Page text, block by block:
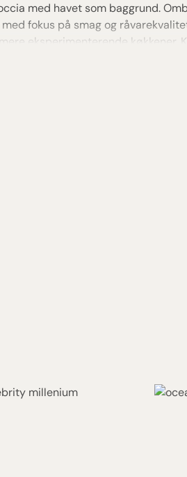
med havet som baggrund.
fokus på smag og
eksperimenterende køkkener.
indvendige kahytter til